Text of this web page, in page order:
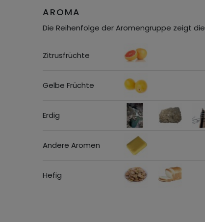
AROMA
Die Reihenfolge der Aromengruppe zeigt die
Zitrusfrüchte
Gelbe Früchte
Erdig
Andere Aromen
Hefig